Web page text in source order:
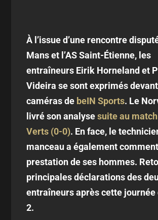
À l’issue d’une rencontre
Mans et l’AS Saint-Étienne, les
entraîneurs Eirik Horneland et
Videira se sont exprimés
caméras de beIN Sports. Le
livré son analysesuite au
Verts (0-0). En face, le
manceau a également
prestation de ses hommes.
principales déclarations des
entraîneurs après cette journée
2.